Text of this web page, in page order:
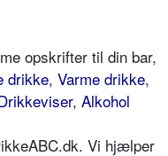
opskrifter til din bar,
drikke, Varme drikke,
, Alkohol
Vi hjælper